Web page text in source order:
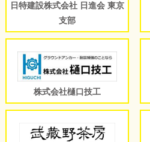
日特建設株式会社 日進会 東京
支部
株式会社樋口技工